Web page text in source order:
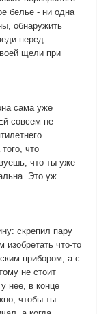
белье - ни одна
обнаружить
перед
щели при
сама уже
совсем не
что
что ты уже
Это уж
скрепил пару
что-то
прибором, а с
не стоит
нее, в конце
чтобы ты